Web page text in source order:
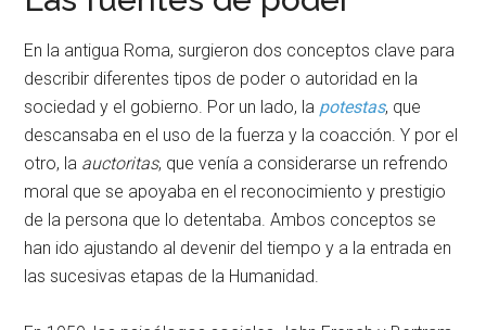
En la antigua Roma, surgieron dos conceptos clave para
describir diferentes tipos de poder o autoridad en la
sociedad y el gobierno. Por un lado, la potestas, que
descansaba en el uso de la fuerza y la coacción. Y por el
otro, la auctoritas, que venía a considerarse un refrendo
moral que se apoyaba en el reconocimiento y prestigio
de la persona que lo detentaba. Ambos conceptos se
han ido ajustando al devenir del tiempo y a la entrada en
las sucesivas etapas de la Humanidad.